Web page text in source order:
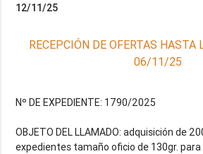
12/11/25
RECEPCIÓN DE OFERTAS HASTA
06/11/25
Nº DE EXPEDIENTE: 1790/2025
OBJETO DEL LLAMADO: adquisición de
expedientes tamaño oficio de 130gr. para